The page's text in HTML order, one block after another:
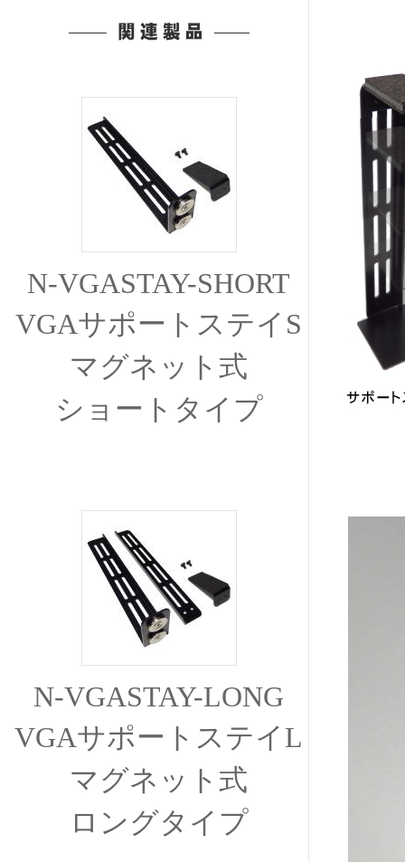
N-VGASTAY-SHORT
VGAサポートステイS
マグネット式
ショートタイプ
N-VGASTAY-LONG
VGAサポートステイL
マグネット式
ロングタイプ